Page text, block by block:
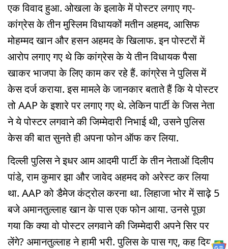
एक विवाद हुआ. ओखला के इलाके में पोस्टर लगाए गए-
कांग्रेस के तीन मुस्लिम विधायकों मतीन अहमद, आसिफ
मोहम्मद खान और हसन अहमद के खिलाफ. इन पोस्टरों में
आरोप लगाए गए थे कि कांग्रेस के ये तीन विधायक पैसा
खाकर भाजपा के लिए काम कर रहे हैं. कांग्रेस ने पुलिस में
केस दर्ज कराया. इस मामले के जानकार बताते हैं कि ये पोस्टर
तो AAP के इशारे पर लगाए गए थे. लेकिन पार्टी के जिस नेता
ने ये पोस्टर लगवाने की जिम्मेदारी निभाई थी, उसने पुलिस
केस की बात सुनते ही अपना फोन ऑफ कर लिया.
दिल्ली पुलिस ने इधर आम आदमी पार्टी के तीन नेताओं दिलीप
पांडे, राम कुमार झा और जावेद अहमद को अरेस्ट कर लिया
था. AAP को डैमेज कंट्रोल करना था. लिहाजा भोर में साढ़े 5
बजे अमानतुल्लाह खान के पास एक फोन आया. उनसे पूछा
गया कि क्या वो पोस्टर लगवाने की जिम्मेदारी अपने सिर पर
लेंगे? अमानतुल्लाह ने हामी भरी. पुलिस के पास गए, कह दिया